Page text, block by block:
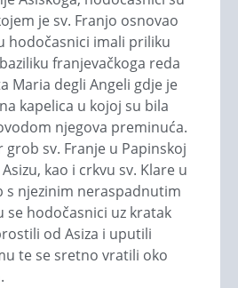
je sv. Franjo osnovao
hodočasnici imali priliku
franjevačkoga reda
Maria degli Angeli gdje je
kapelica u kojoj su bila
njegova preminuća.
sv. Franje u Papinskoj
kao i crkvu sv. Klare u
s njezinim neraspadnutim
se hodočasnici uz kratak
od Asiza i uputili
te se sretno vratili oko